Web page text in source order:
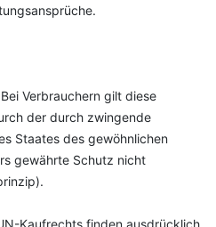
Verbrauchern gilt diese
der durch zwingende
Staates des gewöhnlichen
gewährte Schutz nicht
Kaufrechts finden ausdrücklich